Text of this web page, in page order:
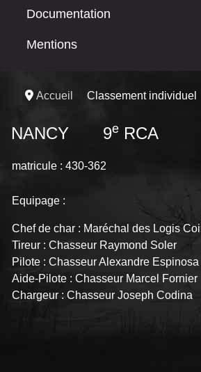
Documentation
Mentions
Accueil Classement individuel
NANCY 9e
matricule : 430-362
Equipage :
Chef de char : Maréchal des Logis
Tireur : Chasseur Raymond Soler
Pilote : Chasseur Alexandre Espinosa
Aide-Pilote : Chasseur Marcel Fornier
Chargeur : Chasseur Joseph Codina